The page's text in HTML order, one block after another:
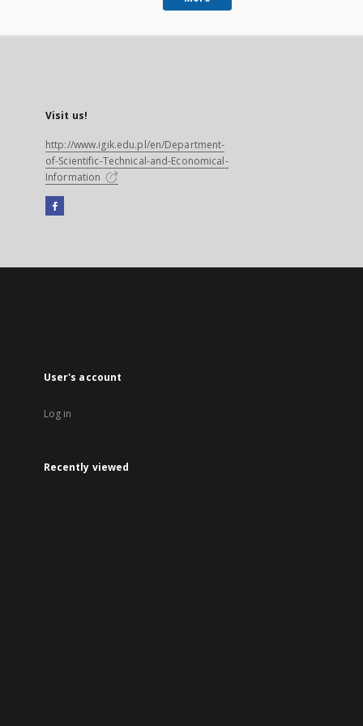
Visit us!
http://www.igik.edu.pl/en/Department-
of-Scientific-Technical-and-Economical-
Information
Facebook
open
User's account
Log in
Recently viewed